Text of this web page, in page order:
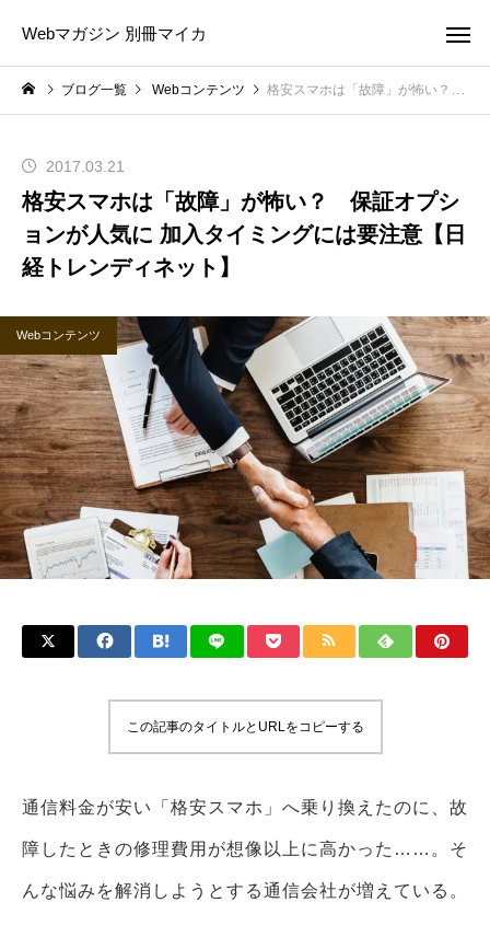
Webマガジン 別冊マイカ
ブログ一覧 Webコンテンツ 格安スマホは「故障」が怖い？ 保証オプションが人気に 加入タイミングには要注意【日経トレンディネット】
2017.03.21
格安スマホは「故障」が怖い？ 保証オプシ
ョンが人気に 加入タイミングには要注意【日
経トレンディネット】
Webコンテンツ
この記事のタイトルとURLをコピーする
通信料金が安い「格安スマホ」へ乗り換えたのに、故
障したときの修理費用が想像以上に高かった……。そ
んな悩みを解消しようとする通信会社が増えている。